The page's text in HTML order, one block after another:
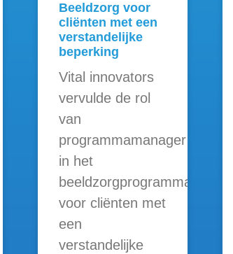
Beeldzorg voor
cliënten met een
verstandelijke
beperking
Vital innovators
vervulde de rol
van
programmamanager
in het
beeldzorgprogramma
voor cliënten met
een
verstandelijke